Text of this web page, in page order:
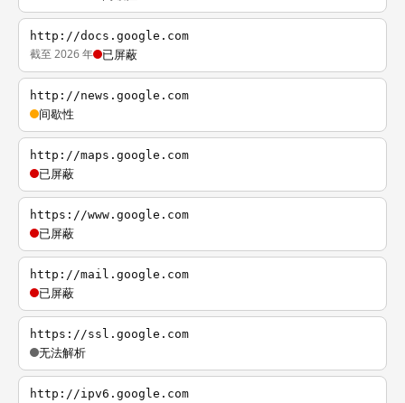
http://docs.google.com
截至 2026 年 已屏蔽
http://news.google.com
间歇性
http://maps.google.com
已屏蔽
https://www.google.com
已屏蔽
http://mail.google.com
已屏蔽
https://ssl.google.com
无法解析
http://ipv6.google.com